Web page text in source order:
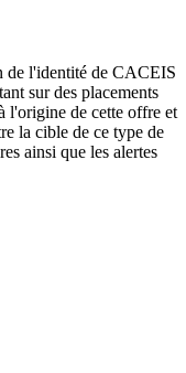
de l'identité de CACEIS
sur des placements
l'origine de cette offre et
la cible de ce type de
ainsi que les alertes